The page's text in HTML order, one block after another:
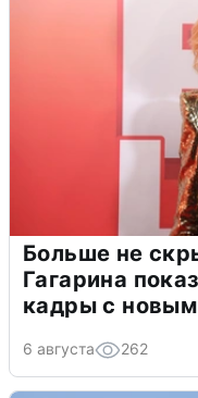
Больше не
Гагарина
кадры с
6 августа 262